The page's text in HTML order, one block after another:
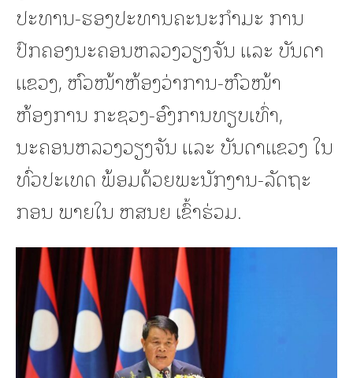
ປະທານ-ຮອງປະທານຄະນະກຳມະ ການ
ປົກຄອງນະຄອນຫລວງວຽງຈັນ ແລະ ບັນດາ
ແຂວງ, ຫົວໜ້າຫ້ອງວ່າການ-ຫົວໜ້າ
ຫ້ອງການ ກະຊວງ-ອົງການທຽບເທົ່າ,
ນະຄອນຫລວງວຽງຈັນ ແລະ ບັນດາແຂວງ ໃນ
ທົ່ວປະເທດ ພ້ອມດ້ວຍພະນັກງານ-ລັດຖະ
ກອນ ພາຍໃນ ຫສນຍ ເຂົ້າຮ່ວມ.